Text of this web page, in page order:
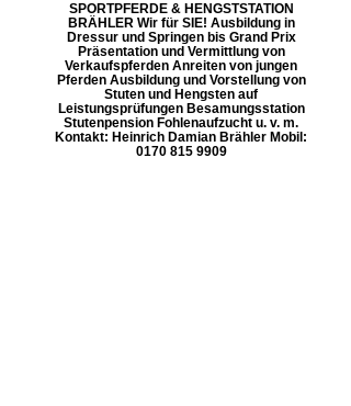
SPORTPFERDE & HENGSTSTATION
BRÄHLER Wir für SIE! Ausbildung in
Dressur und Springen bis Grand Prix
Präsentation und Vermittlung von
Verkaufspferden Anreiten von jungen
Pferden Ausbildung und Vorstellung von
Stuten und Hengsten auf
Leistungsprüfungen Besamungsstation
Stutenpension Fohlenaufzucht u. v. m.
Kontakt: Heinrich Damian Brähler Mobil:
0170 815 9909